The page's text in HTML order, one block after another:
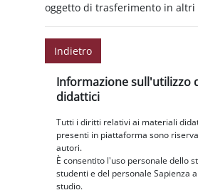
oggetto di trasferimento in altri
Indietro
Blocchi
Informazione sull'utilizzo
didattici
Tutti i diritti relativi ai materiali
presenti in piattaforma sono
autori.
È consentito l'uso personale dello
studenti e del personale Sapienza
studio.